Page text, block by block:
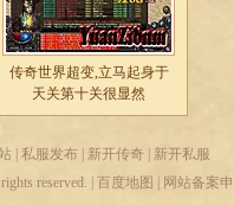
传奇世界超变,立马起身于
天关第十关很显然
私服发布 新开传奇
新开私服
reserved. | 百度地图 | 网站备案